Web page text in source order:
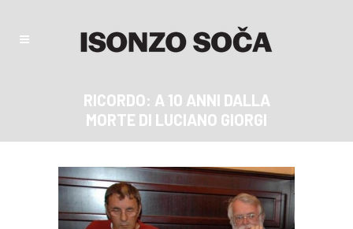
RICORDO: A 10 ANNI DALLA
MORTE DI LUCIANO GIORGI